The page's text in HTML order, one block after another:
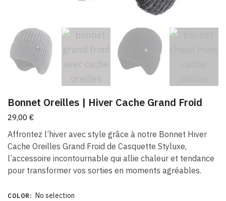
Bonnet Oreilles | Hiver Cache Grand Froid
29,00 €
Affrontez l’hiver avec style grâce à notre Bonnet Hiver
Cache Oreilles Grand Froid de Casquette Styluxe,
l’accessoire incontournable qui allie chaleur et tendance
pour transformer vos sorties en moments agréables.
COLOR : No selection